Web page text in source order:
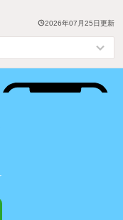
2026年07月25日更新